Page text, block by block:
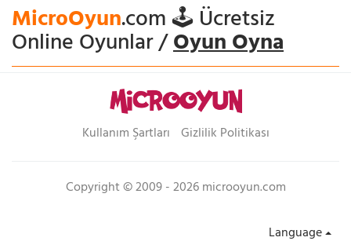
MicroOyun.com 🕹️ Ücretsiz
Online Oyunlar /Oyun Oyna
Kullanım Şartları Gizlilik Politikası
Copyright © 2009 - 2026 microoyun.com
Language